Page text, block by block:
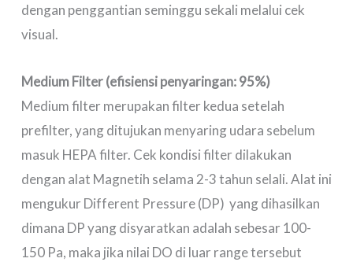
dengan penggantian seminggu sekali melalui cek
visual.
Medium Filter (efisiensi penyaringan: 95%)
Medium filter merupakan filter kedua setelah
prefilter, yang ditujukan menyaring udara sebelum
masuk HEPA filter. Cek kondisi filter dilakukan
dengan alat Magnetih selama 2-3 tahun selali. Alat ini
mengukur Different Pressure (DP) yang dihasilkan
dimana DP yang disyaratkan adalah sebesar 100-
150 Pa, maka jika nilai DO di luar range tersebut